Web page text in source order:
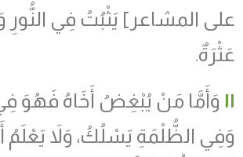
على المشاعر] يَثْبُتُ فِي
عَثْرَةٌ.
١١ وَأَمَّا مَنْ يُبْغِضُ أَخَاهُ فَهُوَ
وَفِي الظُّلْمَةِ يَسْلُكُ، وَلاَ يَعْلَمُ